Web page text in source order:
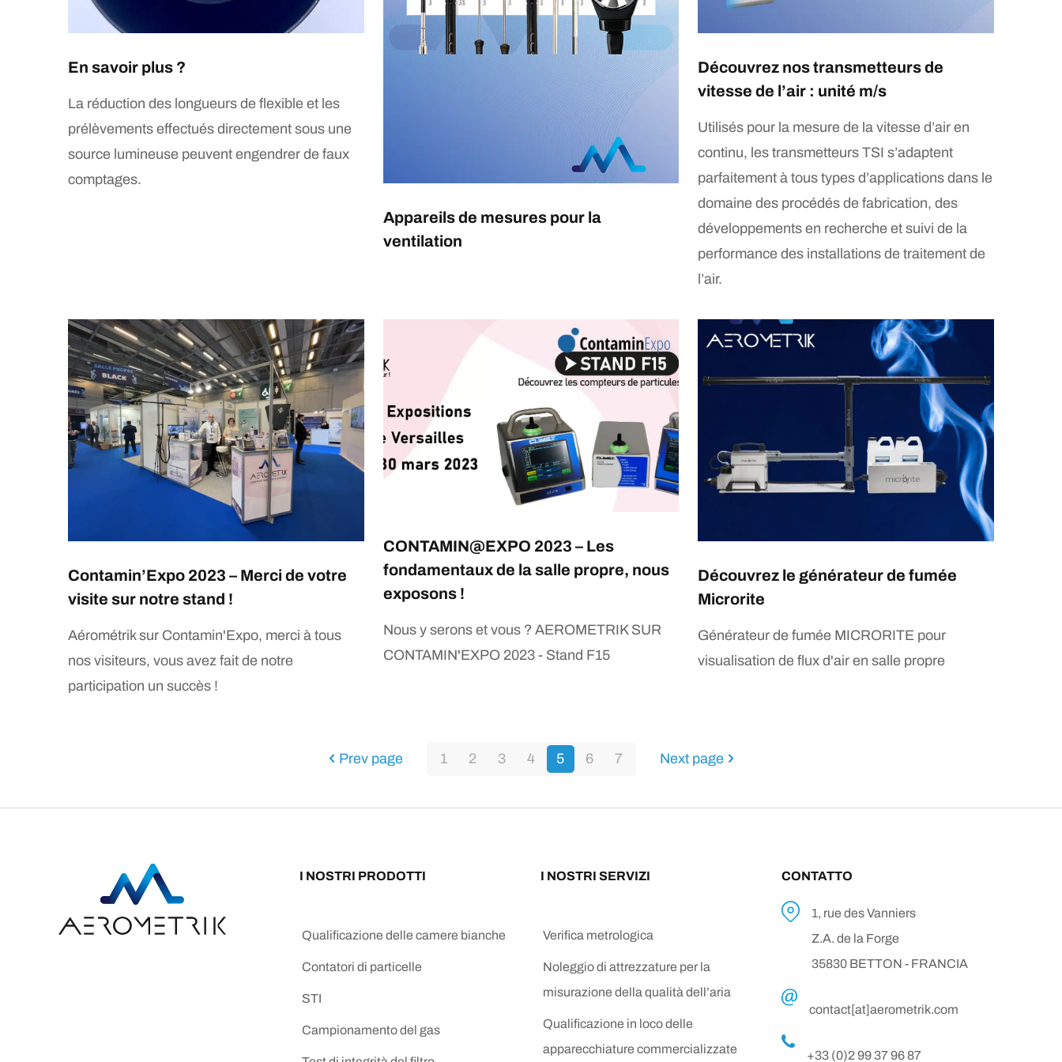
En savoir plus ?
La réduction des longueurs de flexible et les
prélèvements effectués directement sous une
source lumineuse peuvent engendrer de faux
comptages.
Appareils de mesures pour la
ventilation
Découvrez nos transmetteurs de
vitesse de l’air : unité m/s
Utilisés pour la mesure de la vitesse d’air en
continu, les transmetteurs TSI s’adaptent
parfaitement à tous types d’applications dans le
domaine des procédés de fabrication, des
développements en recherche et suivi de la
performance des installations de traitement de
l’air.
Contamin’Expo 2023 – Merci de votre
visite sur notre stand !
Aérométrik sur Contamin'Expo, merci à tous
nos visiteurs, vous avez fait de notre
participation un succès !
CONTAMIN@EXPO 2023 – Les
fondamentaux de la salle propre, nous
exposons !
Nous y serons et vous ? AEROMETRIK SUR
CONTAMIN'EXPO 2023 - Stand F15
Découvrez le générateur de fumée
Microrite
Générateur de fumée MICRORITE pour
visualisation de flux d'air en salle propre
Prev page 1 2 3 4 5 6 7 Next page
I NOSTRI PRODOTTI
Qualificazione delle camere bianche
Contatori di particelle
STI
Campionamento del gas
I NOSTRI SERVIZI
Verifica metrologica
Noleggio di attrezzature per la
misurazione della qualità dell’aria
Qualificazione in loco delle
apparecchiature commercializzate
CONTATTO
1, rue des Vanniers
Z.A. de la Forge
35830 BETTON - FRANCIA
contact[at]aerometrik.com
+33 (0)2 99 37 96 87